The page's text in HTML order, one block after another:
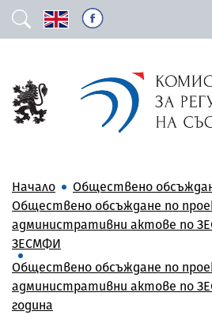
Начало
Обществено
Обществено обсъждане по
административни актове по
ЗЕСМФИ
Обществено обсъждане по
административни актове по
година